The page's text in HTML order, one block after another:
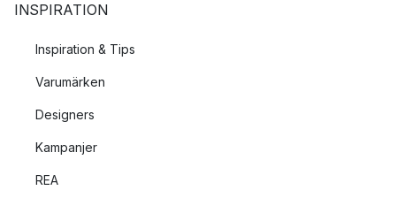
INSPIRATION
Inspiration & Tips
Varumärken
Designers
Kampanjer
REA